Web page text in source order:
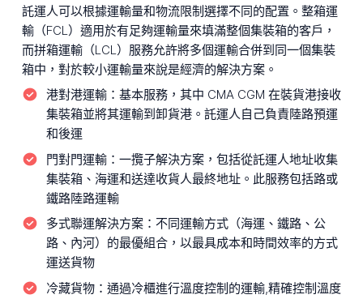
託運人可以根據運輸量和物流限制選擇不同的配置。整箱運
輸（FCL）適用於有足夠運輸量來填滿整個集裝箱的客戶，
而拼箱運輸（LCL）服務允許將多個運輸合併到同一個集裝
箱中，對於較小運輸量來說是經濟的解決方案。
港對港運輸： 基本服務，其中 CMA CGM 在裝貨港接收
集裝箱並將其運輸到卸貨港。託運人自己負責陸路預運
和後運
門對門運輸： 一攬子解決方案，包括從託運人地址收集
集裝箱、海運和送達收貨人最終地址。此服務包括路或
鐵路陸路運輸
多式聯運解決方案： 不同運輸方式（海運、鐵路、公
路、內河）的最優組合，以最具成本和時間效率的方式
運送貨物
冷藏貨物： 通過冷櫃進行溫度控制的運輸,精確控制溫度